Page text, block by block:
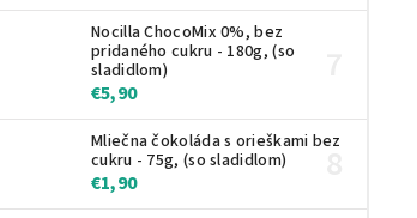
Nocilla ChocoMix 0%, bez
pridaného cukru - 180g, (so
sladidlom)
€5,90
Mliečna čokoláda s orieškami bez
cukru - 75g, (so sladidlom)
€1,90